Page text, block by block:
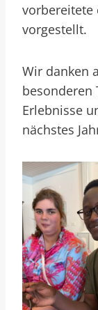
vorbereitete
vorgestellt.
Wir danken
besonderen
Erlebnisse
nächstes